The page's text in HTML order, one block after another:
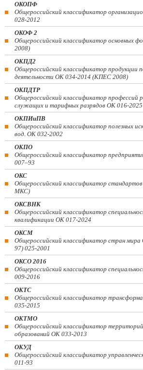
ОКОПФ
Общероссийский классификатор
028-2012
ОКОФ 2
Общероссийский классификатор основных
2008)
ОКПД2
Общероссийский классификатор продукции
деятельности ОК 034-2014 (КПЕС 2008)
ОКПДТР
Общероссийский классификатор профессий
служащих и тарифных разрядов ОК 016-2025
ОКПИиПВ
Общероссийский классификатор полезных
вод. ОК 032-2002
ОКПО
Общероссийский классификатор
007–93
ОКС
Общероссийский классификатор
МКС)
ОКСВНК
Общероссийский классификатор
квалификации ОК 017-2024
ОКСМ
Общероссийский классификатор стран
97) 025-2001
ОКСО 2016
Общероссийский классификатор
009-2016
ОКТС
Общероссийский классификатор
035-2015
ОКТМО
Общероссийский классификатор
образований ОК 033-2013
ОКУД
Общероссийский классификатор
011-93